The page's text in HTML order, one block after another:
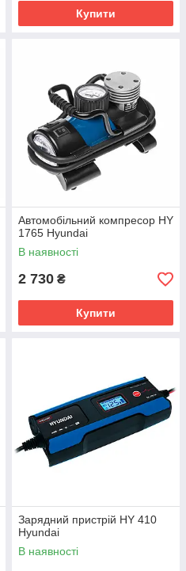
Купити
Автомобільний компресор HY
1765 Hyundai
В наявності
2 730 ₴
Купити
Зарядний пристрій HY 410
Hyundai
В наявності